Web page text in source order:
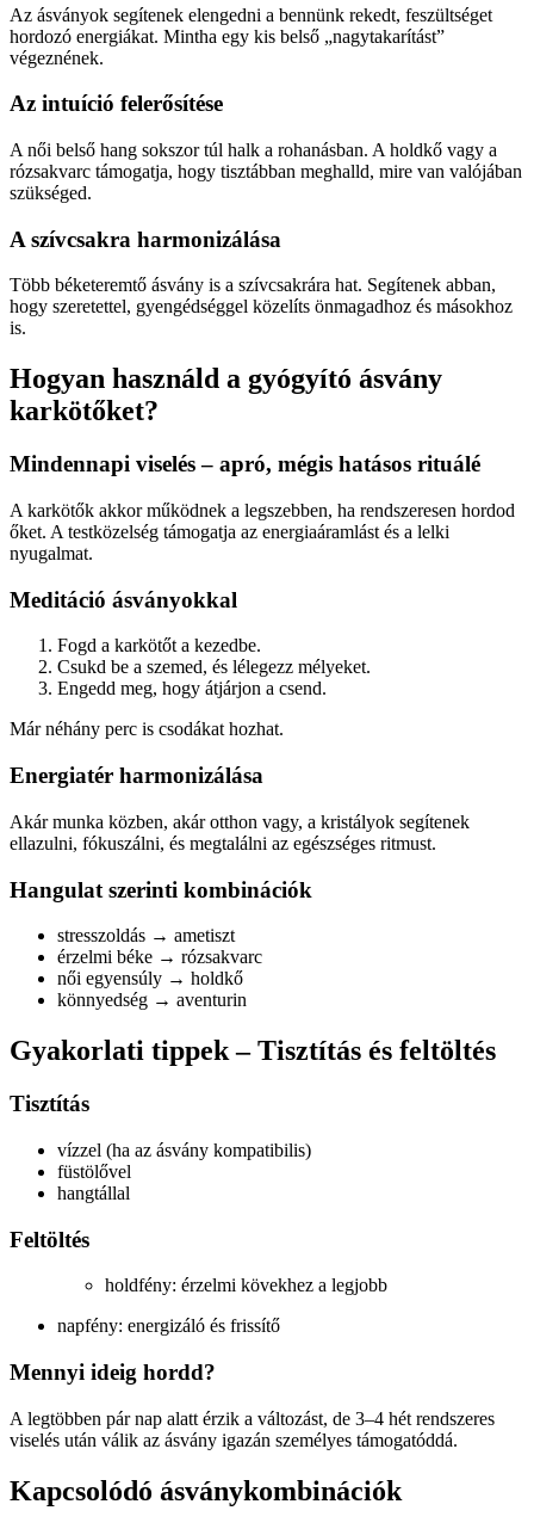
Az ásványok segítenek elengedni a bennünk rekedt, feszültséget
hordozó energiákat. Mintha egy kis belső „nagytakarítást”
végeznének.
Az intuíció felerősítése
A női belső hang sokszor túl halk a rohanásban. A holdkő vagy a
rózsakvarc támogatja, hogy tisztábban meghalld, mire van valójában
szükséged.
A szívcsakra harmonizálása
Több béketeremtő ásvány is a szívcsakrára hat. Segítenek abban,
hogy szeretettel, gyengédséggel közelíts önmagadhoz és másokhoz
is.
Hogyan használd a gyógyító ásvány
karkötőket?
Mindennapi viselés – apró, mégis hatásos rituálé
A karkötők akkor működnek a legszebben, ha rendszeresen hordod
őket. A testközelség támogatja az energiaáramlást és a lelki
nyugalmat.
Meditáció ásványokkal
Fogd a karkötőt a kezedbe.
Csukd be a szemed, és lélegezz mélyeket.
Engedd meg, hogy átjárjon a csend.
Már néhány perc is csodákat hozhat.
Energiatér harmonizálása
Akár munka közben, akár otthon vagy, a kristályok segítenek
ellazulni, fókuszálni, és megtalálni az egészséges ritmust.
Hangulat szerinti kombinációk
stresszoldás → ametiszt
érzelmi béke → rózsakvarc
női egyensúly → holdkő
könnyedség → aventurin
Gyakorlati tippek – Tisztítás és feltöltés
Tisztítás
vízzel (ha az ásvány kompatibilis)
füstölővel
hangtállal
Feltöltés
holdfény: érzelmi kövekhez a legjobb
napfény: energizáló és frissítő
Mennyi ideig hordd?
A legtöbben pár nap alatt érzik a változást, de 3–4 hét rendszeres
viselés után válik az ásvány igazán személyes támogatóddá.
Kapcsolódó ásványkombinációk